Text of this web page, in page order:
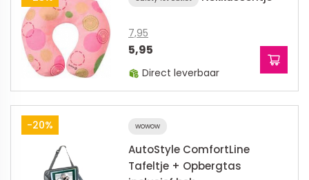
7,95
5,95
Direct leverbaar
-20% wowow
AutoStyle ComfortLine
Tafeltje + Opbergtas